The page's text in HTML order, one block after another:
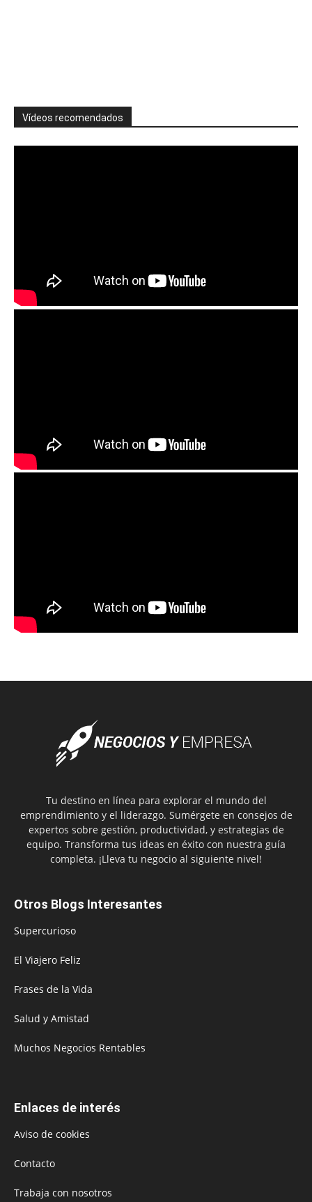
Vídeos recomendados
Tu destino en línea para explorar el mundo del
emprendimiento y el liderazgo. Sumérgete en consejos de
expertos sobre gestión, productividad, y estrategias de
equipo. Transforma tus ideas en éxito con nuestra guía
completa. ¡Lleva tu negocio al siguiente nivel!
Otros Blogs Interesantes
Supercurioso
El Viajero Feliz
Frases de la Vida
Salud y Amistad
Muchos Negocios Rentables
Enlaces de interés
Aviso de cookies
Contacto
Trabaja con nosotros